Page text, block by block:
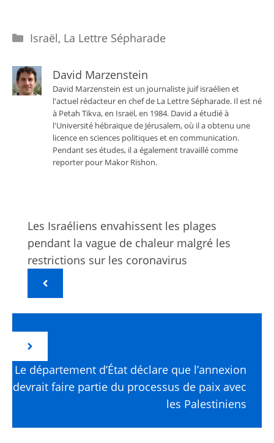
Catégories
Israël, La Lettre Sépharade
David Marzenstein
David Marzenstein est un journaliste juif israélien et
l'actuel rédacteur en chef de La Lettre Sépharade. Il est né
à Petah Tikva, en Israël, en 1984. David a étudié à
l'Université hébraïque de Jérusalem, où il a obtenu une
licence en sciences politiques et en communication.
Pendant ses études, il a également travaillé comme
reporter pour Makor Rishon.
Les Israéliens envahissent les plages
pendant la vague de chaleur malgré les
restrictions sur les coronavirus
Le département d’État déclare que l’annexion
devrait faire partie du processus de paix avec
les Palestiniens